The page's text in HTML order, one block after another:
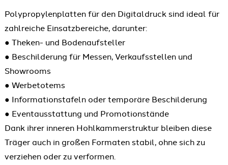
Polypropylenplatten für den Digitaldruck sind ideal für
zahlreiche Einsatzbereiche, darunter:
● Theken- und Bodenaufsteller
● Beschilderung für Messen, Verkaufsstellen und
Showrooms
● Werbetotems
● Informationstafeln oder temporäre Beschilderung
● Eventausstattung und Promotionstände
Dank ihrer inneren Hohlkammerstruktur bleiben diese
Träger auch in großen Formaten stabil, ohne sich zu
verziehen oder zu verformen.